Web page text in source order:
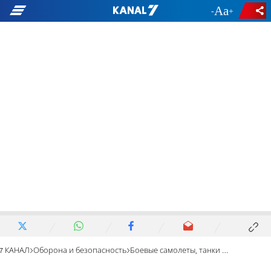
- +
7 КАНАЛ Оборона и безопасность Боевые самолеты, танки и артиллерия атакуют Газу